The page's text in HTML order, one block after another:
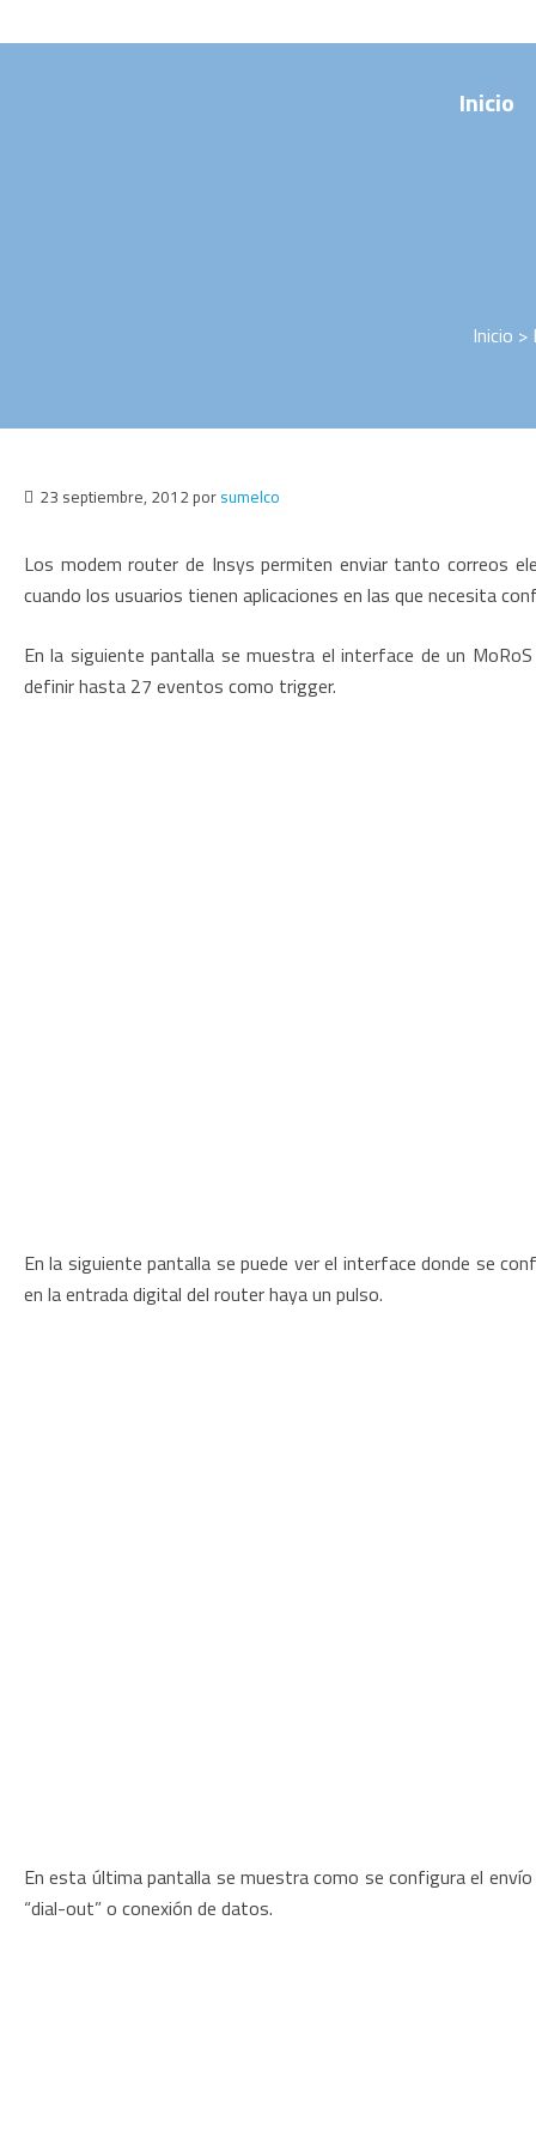
al
Inicio
Inicio >
23 septiembre, 2012 por sumelco
Los modem router de Insys permiten enviar tanto correos
cuando los usuarios tienen aplicaciones en las que necesita
En la siguiente pantalla se muestra el interface de un
definir hasta 27 eventos como trigger.
En la siguiente pantalla se puede ver el interface donde se
en la entrada digital del router haya un pulso.
En esta última pantalla se muestra como se configura el
“dial-out” o conexión de datos.